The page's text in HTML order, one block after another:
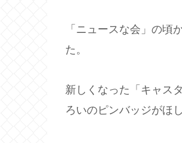
「ニュースな会」の頃
た。
新しくなった「キャス
ろいのピンバッジがほ